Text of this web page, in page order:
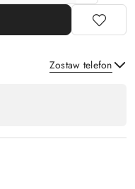
Zostaw telefon